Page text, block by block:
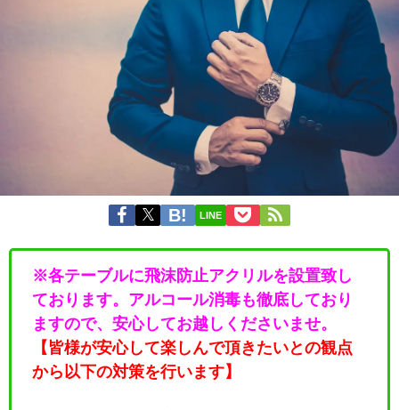
LINE
※各テーブルに飛沫防止アクリルを設置致し
ております。アルコール消毒も徹底しており
ますので、安心してお越しくださいませ。
【皆様が安心して楽しんで頂きたいとの観点
から以下の対策を行います】